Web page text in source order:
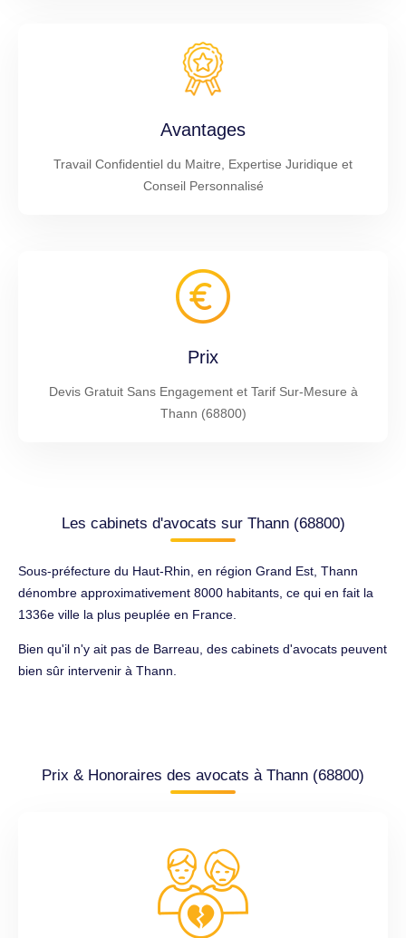
Avantages
Travail Confidentiel du Maitre, Expertise Juridique et
Conseil Personnalisé
Prix
Devis Gratuit Sans Engagement et Tarif Sur-Mesure à
Thann (68800)
Les cabinets d'avocats sur Thann (68800)
Sous-préfecture du Haut-Rhin, en région Grand Est, Thann
dénombre approximativement 8000 habitants, ce qui en fait la
1336e ville la plus peuplée en France.
Bien qu'il n'y ait pas de Barreau, des cabinets d'avocats peuvent
bien sûr intervenir à Thann.
Prix & Honoraires des avocats à Thann (68800)